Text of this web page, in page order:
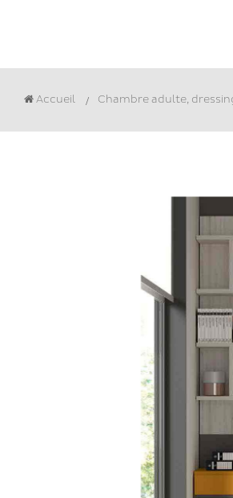
Accueil Chambre adulte,